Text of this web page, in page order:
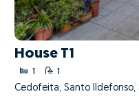
House T1
1 1